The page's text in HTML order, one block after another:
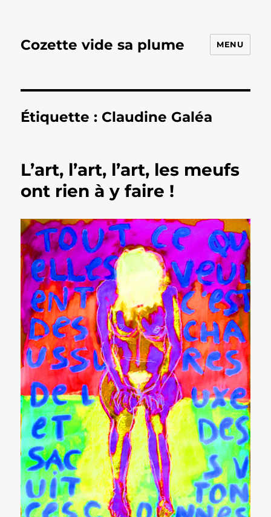
Cozette vide sa plume MENU
Étiquette : Claudine Galéa
L’art, l’art, l’art, les meufs
ont rien à y faire !